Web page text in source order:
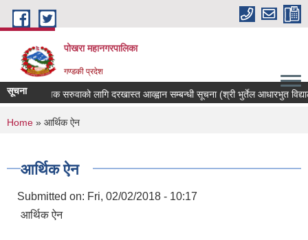
Skip to main content
पोखरा महानगरपालिका
गण्डकी प्रदेश
सूचनाशिक्षक सरुवाको लागि दरखास्त आव्ह्वान सम्बन्धी सूचना (श्री भुर्तेल आधारभुत विद्यालय)
You are here
Home » आर्थिक ऐन
आर्थिक ऐन
Submitted on: Fri, 02/02/2018 - 10:17
आर्थिक ऐन